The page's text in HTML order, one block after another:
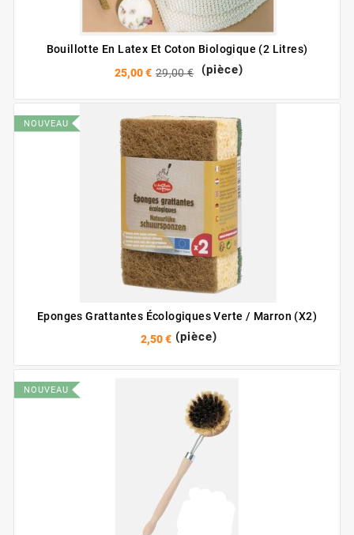
Bouillotte En Latex Et Coton Biologique (2 Litres)
25,00 € 29,00 € (pièce)
NOUVEAU
Eponges Grattantes Écologiques Verte / Marron (X2)
2,50 € (pièce)
NOUVEAU